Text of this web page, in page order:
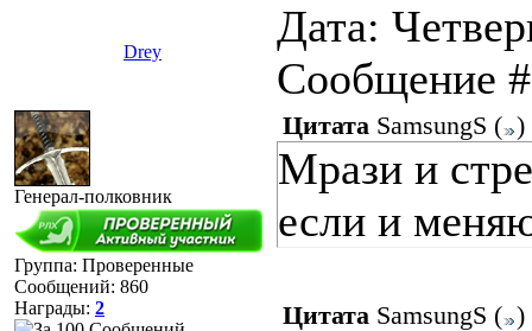
Drey
Дата:
Сообщение
Генерал-полковник
Группа: Проверенные
Сообщений: 860
Награды: 2
Цитата SamsungS ( )
Мрази и
если и
Цитата SamsungS ( )